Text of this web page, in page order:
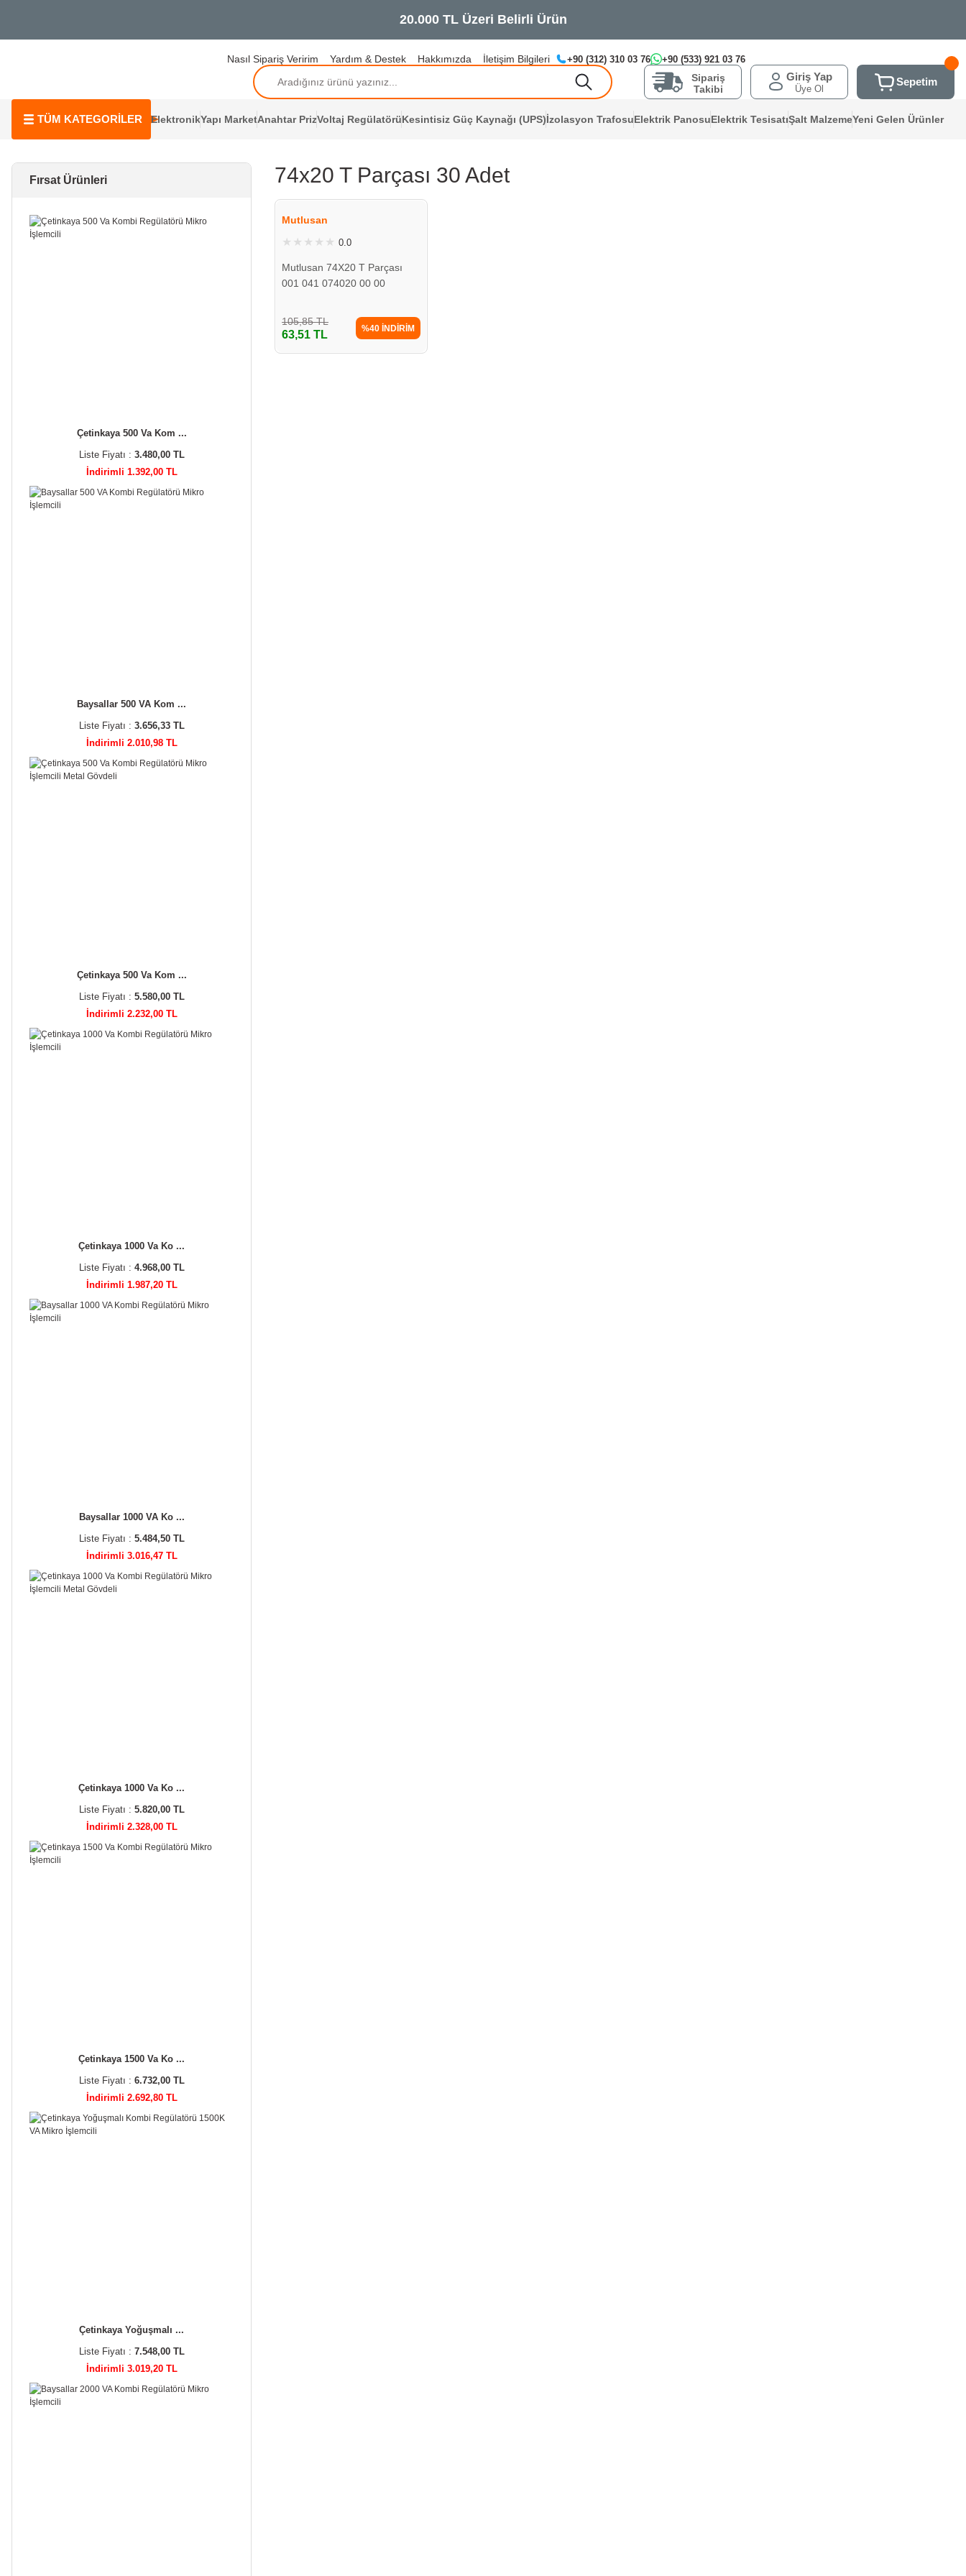
Nasıl Sipariş Veririm Yardım & Destek Hakkımızda İletişim Bilgileri +90 (312) 310 03 76 +90 (533) 921 03 76
Sipariş
Takibi
Giriş Yap
Üye Ol
Sepetim
TÜM KATEGORİLER ElektronikYapı MarketAnahtar PrizVoltaj RegülatörüKesintisiz Güç Kaynağı (UPS)İzolasyon TrafosuElektrik PanosuElektrik TesisatıŞalt MalzemeYeni Gelen Ürünler
Fırsat Ürünleri
Çetinkaya 500 Va Kom ...
Liste Fiyatı : 3.480,00 TL
İndirimli 1.392,00 TL
Baysallar 500 VA Kom ...
Liste Fiyatı : 3.656,33 TL
İndirimli 2.010,98 TL
Çetinkaya 500 Va Kom ...
Liste Fiyatı : 5.580,00 TL
İndirimli 2.232,00 TL
Çetinkaya 1000 Va Ko ...
Liste Fiyatı : 4.968,00 TL
İndirimli 1.987,20 TL
Baysallar 1000 VA Ko ...
Liste Fiyatı : 5.484,50 TL
İndirimli 3.016,47 TL
Çetinkaya 1000 Va Ko ...
Liste Fiyatı : 5.820,00 TL
İndirimli 2.328,00 TL
Çetinkaya 1500 Va Ko ...
Liste Fiyatı : 6.732,00 TL
İndirimli 2.692,80 TL
Çetinkaya Yoğuşmalı ...
Liste Fiyatı : 7.548,00 TL
İndirimli 3.019,20 TL
74x20 T Parçası 30 Adet
Mutlusan
0.0
Mutlusan 74X20 T Parçası
001 041 074020 00 00
105,85 TL
63,51 TL
%40 İNDİRİM